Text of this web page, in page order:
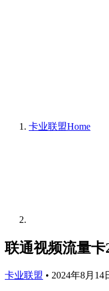
卡业联盟Home
联通视频流量
卡业联盟 • 2024年8月14